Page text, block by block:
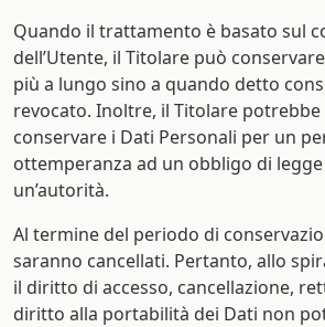
Quando il trattamento è basato sul
dell’Utente, il Titolare può
più a lungo sino a quando detto
revocato. Inoltre, il Titolare
conservare i Dati Personali per un
ottemperanza ad un obbligo di
un’autorità.
Al termine del periodo di
saranno cancellati. Pertanto, allo
il diritto di accesso, cancellazione,
diritto alla portabilità dei Dati non